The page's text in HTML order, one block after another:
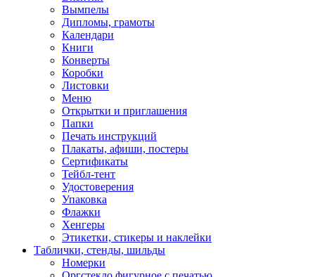
Вымпелы
Дипломы, грамоты
Календари
Книги
Конверты
Коробки
Листовки
Меню
Открытки и приглашения
Папки
Печать инструкций
Плакаты, афиши, постеры
Сертификаты
Тейбл-тент
Удостоверения
Упаковка
Флажки
Хенгеры
Этикетки, стикеры и наклейки
Таблички, стенды, шильды
Номерки